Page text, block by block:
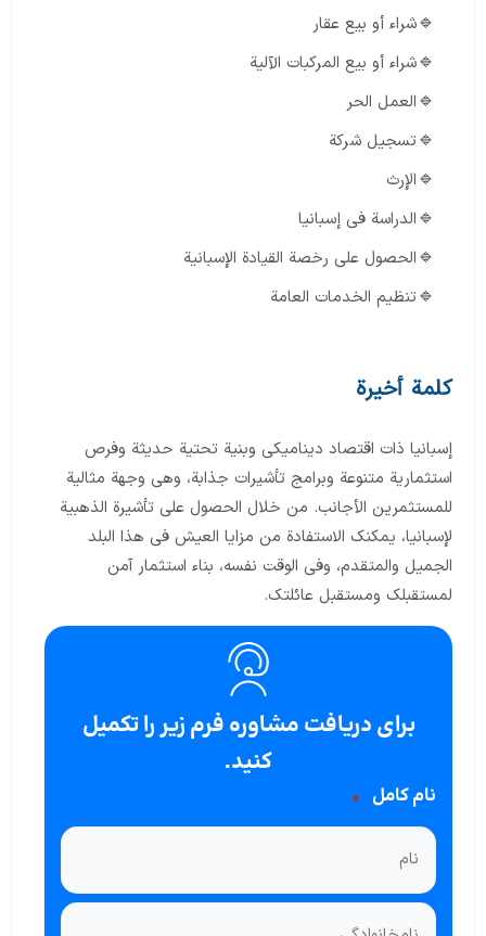
شراء أو بيع عقار
شراء أو بيع المركبات الآلية
العمل الحر
تسجيل شركة
الإرث
الدراسة في إسبانيا
الحصول على رخصة القيادة الإسبانية
تنظيم الخدمات العامة
كلمة أخيرة
إسبانيا ذات اقتصاد ديناميكي وبنية تحتية حديثة وفرص
استثمارية متنوعة وبرامج تأشيرات جذابة، وهي وجهة مثالية
للمستثمرين الأجانب. من خلال الحصول على تأشيرة الذهبية
لإسبانيا، يمكنك الاستفادة من مزايا العيش في هذا البلد
الجميل والمتقدم، وفي الوقت نفسه، بناء استثمار آمن
لمستقبلك ومستقبل عائلتك.
برای دریافت مشاوره فرم زیر را تکمیل
کنید.
نام کامل *